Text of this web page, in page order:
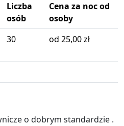
Liczba
osób
Cena za noc od
osoby
30 od 25,00 zł
o dobrym standardzie .